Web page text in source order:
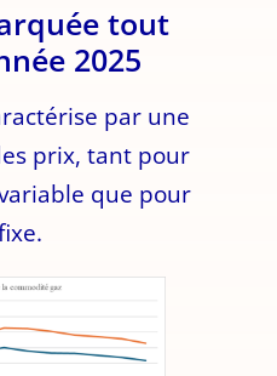
tout
2025
par une
prix, tant pour
que pour